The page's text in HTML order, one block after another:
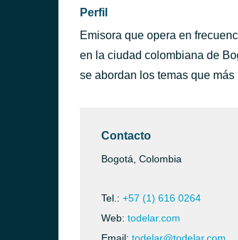
Perfil
Emisora que opera en
en la ciudad colombiana de
se abordan los temas que
Contacto
Bogotá, Colombia
Tel.: +57 (1) 616 0264
Web: todelar.com